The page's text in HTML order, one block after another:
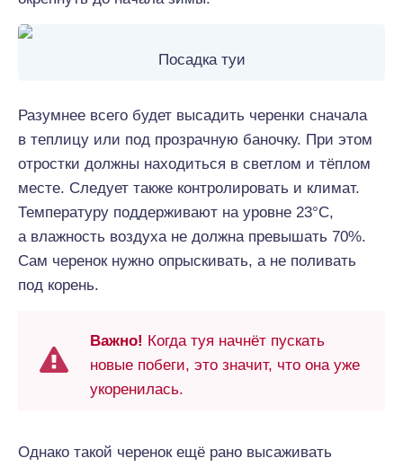
Посадка туи
Разумнее всего будет высадить черенки сначала
в теплицу или под прозрачную баночку. При этом
отростки должны находиться в светлом и тёплом
месте. Следует также контролировать и климат.
Температуру поддерживают на уровне 23°С,
а влажность воздуха не должна превышать 70%.
Сам черенок нужно опрыскивать, а не поливать
под корень.
Важно! Когда туя начнёт пускать
новые побеги, это значит, что она уже
укоренилась.
Однако такой черенок ещё рано высаживать